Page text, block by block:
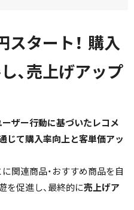
スタート！ 購入
、売上げアップ
ーザー行動に基づいたレコメ
じて購入率向上と客単価アッ
関連商品・おすすめ商品を自
を促進し、最終的に売上げア